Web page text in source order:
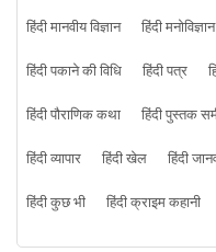
हिंदी मानवीय विज्ञान
हिंदी मनोविज्ञान
हिंदी पकाने की विधि
हिंदी पत्र
हिंदी पौराणिक कथा
हिंदी पुस्तक
हिंदी व्यापार
हिंदी खेल हिंदी
हिंदी कुछ भी
हिंदी क्राइम कहानी